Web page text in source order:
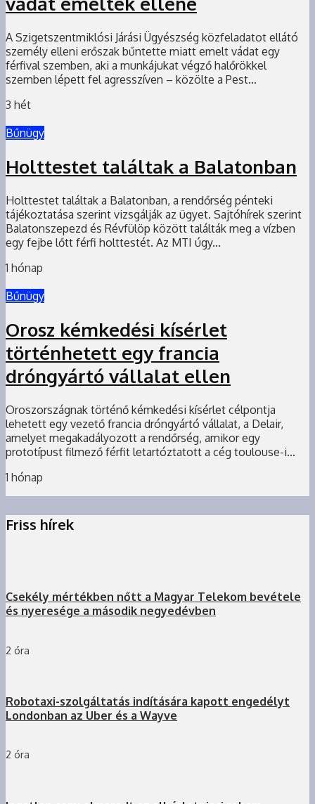
A Szigetszentmiklósi Járási Ügyészség közfeladatot ellátó
személy elleni erőszak bűntette miatt emelt vádat egy
férfival szemben, aki a munkájukat végző halőrökkel
szemben lépett fel agresszíven – közölte a Pest...
3 hét
Bűnügy
Holttestet találtak a Balatonban
Holttestet találtak a Balatonban, a rendőrség pénteki
tájékoztatása szerint vizsgálják az ügyet. Sajtóhírek szerint
Balatonszepezd és Révfülöp között találták meg a vízben
egy fejbe lőtt férfi holttestét. Az MTI úgy...
1 hónap
Bűnügy
Orosz kémkedési kísérlet
történhetett egy francia
dróngyártó vállalat ellen
Oroszországnak történő kémkedési kísérlet célpontja
lehetett egy vezető francia dróngyártó vállalat, a Delair,
amelyet megakadályozott a rendőrség, amikor egy
prototípust filmező férfit letartóztatott a cég toulouse-i...
1 hónap
Friss hírek
Csekély mértékben nőtt a Magyar Telekom bevétele
és nyeresége a második negyedévben
2 óra
Robotaxi-szolgáltatás indítására kapott engedélyt
Londonban az Uber és a Wayve
2 óra